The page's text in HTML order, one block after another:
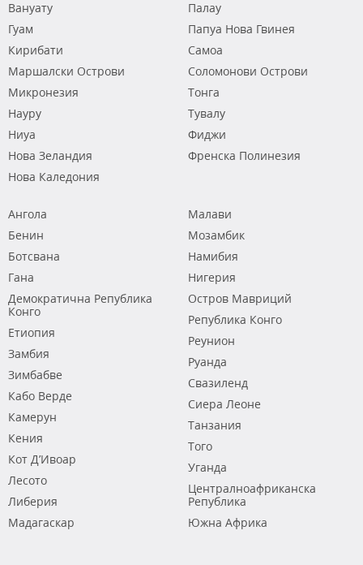
Вануату
Гуам
Кирибати
Маршалски Острови
Микронезия
Науру
Ниуа
Нова Зеландия
Нова Каледония
Палау
Папуа Нова Гвинея
Самоа
Соломонови Острови
Тонга
Тувалу
Фиджи
Френска Полинезия
Ангола
Бенин
Ботсвана
Гана
Демократична Република
Конго
Етиопия
Замбия
Зимбабве
Кабо Верде
Камерун
Кения
Кот Д’Ивоар
Лесото
Либерия
Мадагаскар
Малави
Мозамбик
Намибия
Нигерия
Остров Мавриций
Република Конго
Реунион
Руанда
Свазиленд
Сиера Леоне
Танзания
Того
Уганда
Централноафриканска
Република
Южна Африка